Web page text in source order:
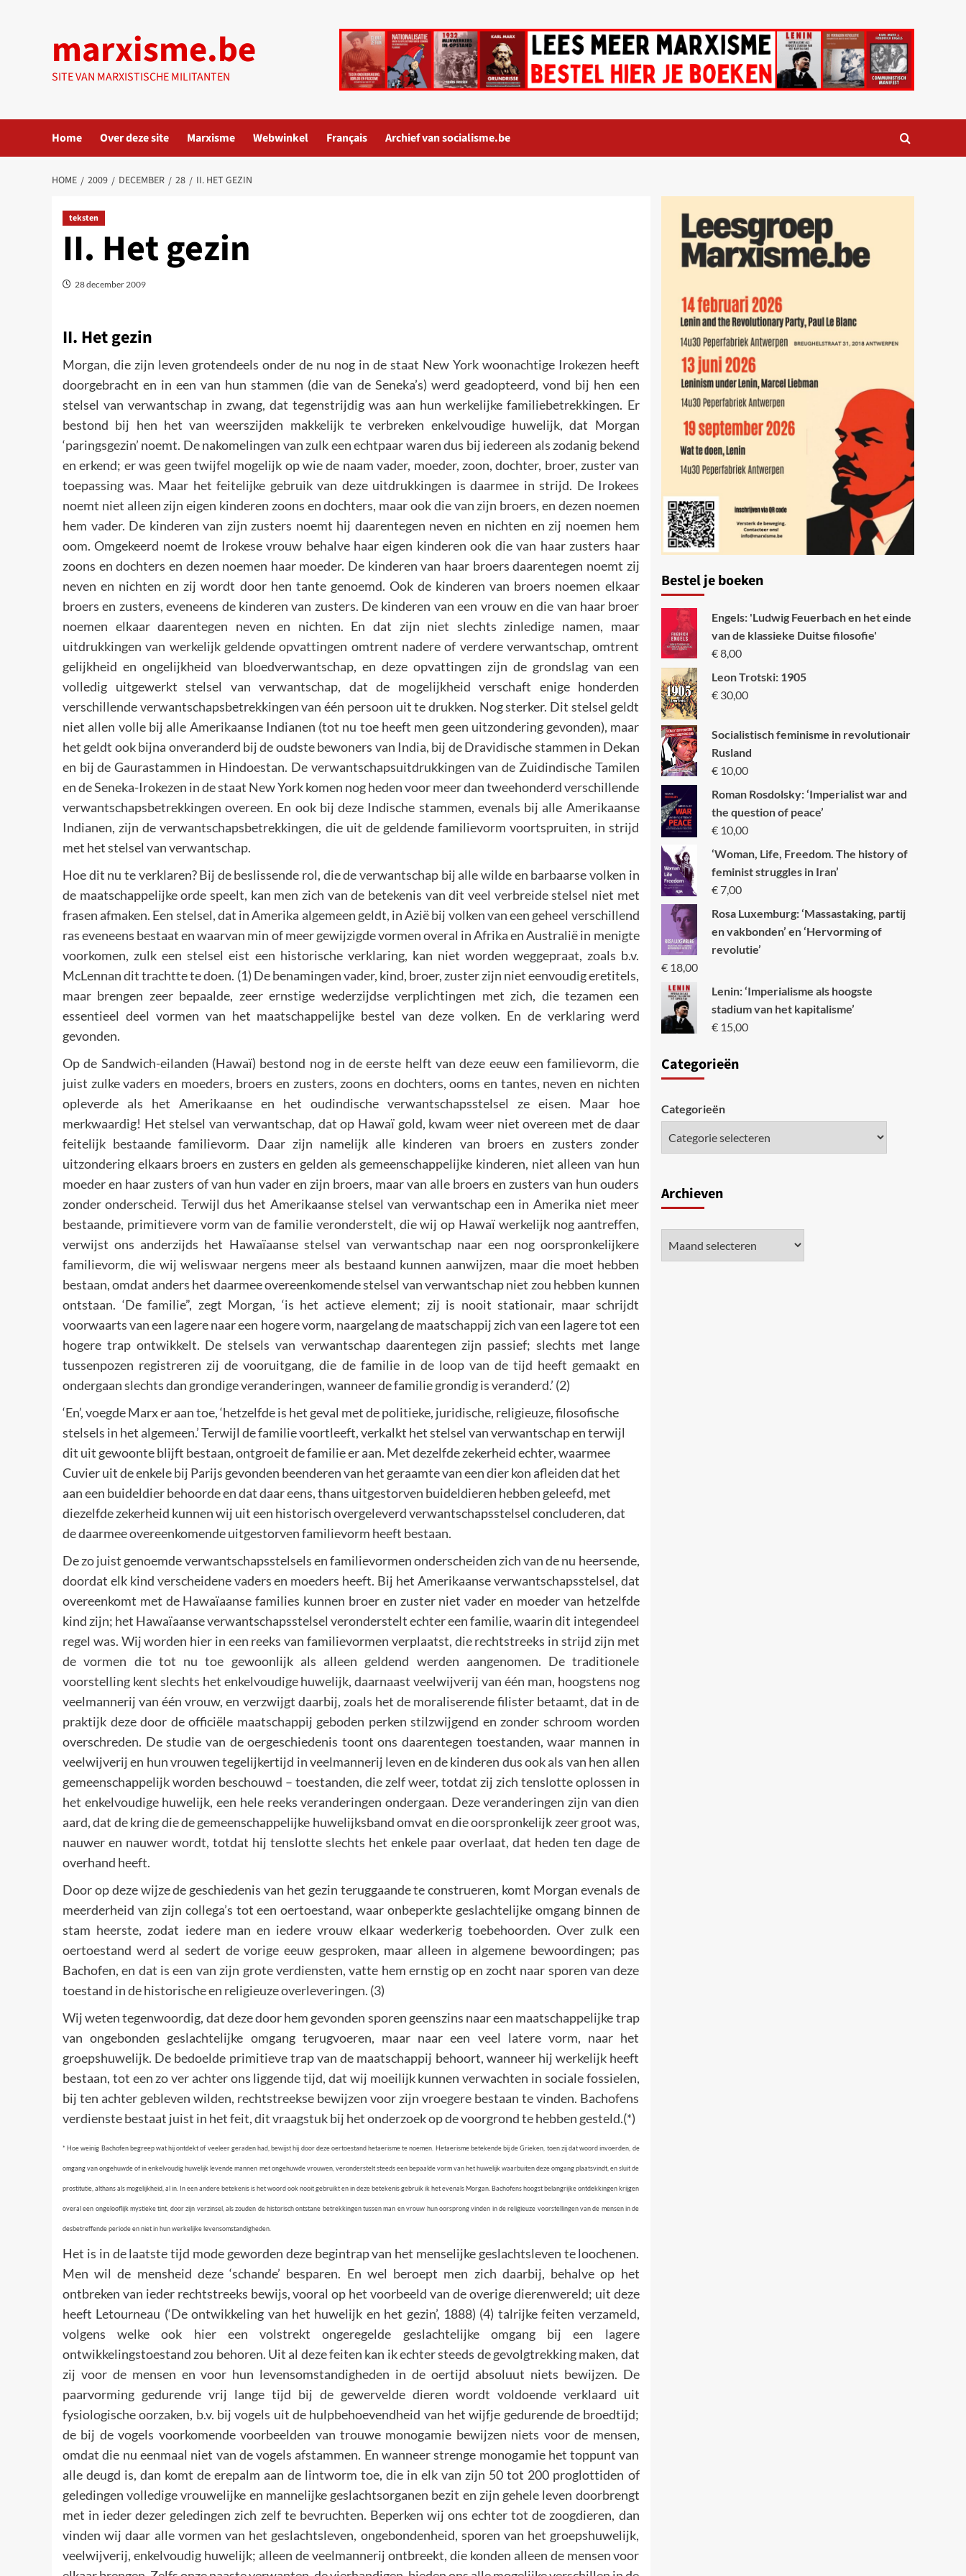
marxisme.be
SITE VAN MARXISTISCHE MILITANTEN
Home Over deze site Marxisme Webwinkel Français Archief van socialisme.be
HOME 2009 DECEMBER 28 II. HET GEZIN
teksten
II. Het gezin
28 december 2009
II. Het gezin
Morgan, die zijn leven grotendeels onder de nu nog in de staat New York woonachtige Irokezen heeft
doorgebracht en in een van hun stammen (die van de Seneka’s) werd geadopteerd, vond bij hen een
stelsel van verwantschap in zwang, dat tegenstrijdig was aan hun werkelijke familiebetrekkingen. Er
bestond bij hen het van weerszijden makkelijk te verbreken enkelvoudige huwelijk, dat Morgan
‘paringsgezin’ noemt. De nakomelingen van zulk een echtpaar waren dus bij iedereen als zodanig bekend
en erkend; er was geen twijfel mogelijk op wie de naam vader, moeder, zoon, dochter, broer, zuster van
toepassing was. Maar het feitelijke gebruik van deze uitdrukkingen is daarmee in strijd. De Irokees
noemt niet alleen zijn eigen kinderen zoons en dochters, maar ook die van zijn broers, en dezen noemen
hem vader. De kinderen van zijn zusters noemt hij daarentegen neven en nichten en zij noemen hem
oom. Omgekeerd noemt de Irokese vrouw behalve haar eigen kinderen ook die van haar zusters haar
zoons en dochters en dezen noemen haar moeder. De kinderen van haar broers daarentegen noemt zij
neven en nichten en zij wordt door hen tante genoemd. Ook de kinderen van broers noemen elkaar
broers en zusters, eveneens de kinderen van zusters. De kinderen van een vrouw en die van haar broer
noemen elkaar daarentegen neven en nichten. En dat zijn niet slechts zinledige namen, maar
uitdrukkingen van werkelijk geldende opvattingen omtrent nadere of verdere verwantschap, omtrent
gelijkheid en ongelijkheid van bloedverwantschap, en deze opvattingen zijn de grondslag van een
volledig uitgewerkt stelsel van verwantschap, dat de mogelijkheid verschaft enige honderden
verschillende verwantschapsbetrekkingen van één persoon uit te drukken. Nog sterker. Dit stelsel geldt
niet allen volle bij alle Amerikaanse Indianen (tot nu toe heeft men geen uitzondering gevonden), maar
het geldt ook bijna onveranderd bij de oudste bewoners van India, bij de Dravidische stammen in Dekan
en bij de Gaurastammen in Hindoestan. De verwantschapsuitdrukkingen van de Zuidindische Tamilen
en de Seneka-Irokezen in de staat New York komen nog heden voor meer dan tweehonderd verschillende
verwantschapsbetrekkingen overeen. En ook bij deze Indische stammen, evenals bij alle Amerikaanse
Indianen, zijn de verwantschapsbetrekkingen, die uit de geldende familievorm voortspruiten, in strijd
met het stelsel van verwantschap.
Hoe dit nu te verklaren? Bij de beslissende rol, die de verwantschap bij alle wilde en barbaarse volken in
de maatschappelijke orde speelt, kan men zich van de betekenis van dit veel verbreide stelsel niet met
frasen afmaken. Een stelsel, dat in Amerika algemeen geldt, in Azië bij volken van een geheel verschillend
ras eveneens bestaat en waarvan min of meer gewijzigde vormen overal in Afrika en Australië in menigte
voorkomen, zulk een stelsel eist een historische verklaring, kan niet worden weggepraat, zoals b.v.
McLennan dit trachtte te doen. (1) De benamingen vader, kind, broer, zuster zijn niet eenvoudig eretitels,
maar brengen zeer bepaalde, zeer ernstige wederzijdse verplichtingen met zich, die tezamen een
essentieel deel vormen van het maatschappelijke bestel van deze volken. En de verklaring werd
gevonden.
Op de Sandwich-eilanden (Hawaï) bestond nog in de eerste helft van deze eeuw een familievorm, die
juist zulke vaders en moeders, broers en zusters, zoons en dochters, ooms en tantes, neven en nichten
opleverde als het Amerikaanse en het oudindische verwantschapsstelsel ze eisen. Maar hoe
merkwaardig! Het stelsel van verwantschap, dat op Hawaï gold, kwam weer niet overeen met de daar
feitelijk bestaande familievorm. Daar zijn namelijk alle kinderen van broers en zusters zonder
uitzondering elkaars broers en zusters en gelden als gemeenschappelijke kinderen, niet alleen van hun
moeder en haar zusters of van hun vader en zijn broers, maar van alle broers en zusters van hun ouders
zonder onderscheid. Terwijl dus het Amerikaanse stelsel van verwantschap een in Amerika niet meer
bestaande, primitievere vorm van de familie veronderstelt, die wij op Hawaï werkelijk nog aantreffen,
verwijst ons anderzijds het Hawaïaanse stelsel van verwantschap naar een nog oorspronkelijkere
familievorm, die wij weliswaar nergens meer als bestaand kunnen aanwijzen, maar die moet hebben
bestaan, omdat anders het daarmee overeenkomende stelsel van verwantschap niet zou hebben kunnen
ontstaan. ‘De familie”, zegt Morgan, ‘is het actieve element; zij is nooit stationair, maar schrijdt
voorwaarts van een lagere naar een hogere vorm, naargelang de maatschappij zich van een lagere tot een
hogere trap ontwikkelt. De stelsels van verwantschap daarentegen zijn passief; slechts met lange
tussenpozen registreren zij de vooruitgang, die de familie in de loop van de tijd heeft gemaakt en
ondergaan slechts dan grondige veranderingen, wanneer de familie grondig is veranderd.’ (2)
‘En’, voegde Marx er aan toe, ‘hetzelfde is het geval met de politieke, juridische, religieuze, filosofische
stelsels in het algemeen.’ Terwijl de familie voortleeft, verkalkt het stelsel van verwantschap en terwijl
dit uit gewoonte blijft bestaan, ontgroeit de familie er aan. Met dezelfde zekerheid echter, waarmee
Cuvier uit de enkele bij Parijs gevonden beenderen van het geraamte van een dier kon afleiden dat het
aan een buideldier behoorde en dat daar eens, thans uitgestorven buideldieren hebben geleefd, met
diezelfde zekerheid kunnen wij uit een historisch overgeleverd verwantschapsstelsel concluderen, dat
de daarmee overeenkomende uitgestorven familievorm heeft bestaan.
De zo juist genoemde verwantschapsstelsels en familievormen onderscheiden zich van de nu heersende,
doordat elk kind verscheidene vaders en moeders heeft. Bij het Amerikaanse verwantschapsstelsel, dat
overeenkomt met de Hawaïaanse families kunnen broer en zuster niet vader en moeder van hetzelfde
kind zijn; het Hawaïaanse verwantschapsstelsel veronderstelt echter een familie, waarin dit integendeel
regel was. Wij worden hier in een reeks van familievormen verplaatst, die rechtstreeks in strijd zijn met
de vormen die tot nu toe gewoonlijk als alleen geldend werden aangenomen. De traditionele
voorstelling kent slechts het enkelvoudige huwelijk, daarnaast veelwijverij van één man, hoogstens nog
veelmannerij van één vrouw, en verzwijgt daarbij, zoals het de moraliserende filister betaamt, dat in de
praktijk deze door de officiële maatschappij geboden perken stilzwijgend en zonder schroom worden
overschreden. De studie van de oergeschiedenis toont ons daarentegen toestanden, waar mannen in
veelwijverij en hun vrouwen tegelijkertijd in veelmannerij leven en de kinderen dus ook als van hen allen
gemeenschappelijk worden beschouwd – toestanden, die zelf weer, totdat zij zich tenslotte oplossen in
het enkelvoudige huwelijk, een hele reeks veranderingen ondergaan. Deze veranderingen zijn van dien
aard, dat de kring die de gemeenschappelijke huwelijksband omvat en die oorspronkelijk zeer groot was,
nauwer en nauwer wordt, totdat hij tenslotte slechts het enkele paar overlaat, dat heden ten dage de
overhand heeft.
Door op deze wijze de geschiedenis van het gezin teruggaande te construeren, komt Morgan evenals de
meerderheid van zijn collega’s tot een oertoestand, waar onbeperkte geslachtelijke omgang binnen de
stam heerste, zodat iedere man en iedere vrouw elkaar wederkerig toebehoorden. Over zulk een
oertoestand werd al sedert de vorige eeuw gesproken, maar alleen in algemene bewoordingen; pas
Bachofen, en dat is een van zijn grote verdiensten, vatte hem ernstig op en zocht naar sporen van deze
toestand in de historische en religieuze overleveringen. (3)
Wij weten tegenwoordig, dat deze door hem gevonden sporen geenszins naar een maatschappelijke trap
van ongebonden geslachtelijke omgang terugvoeren, maar naar een veel latere vorm, naar het
groepshuwelijk. De bedoelde primitieve trap van de maatschappij behoort, wanneer hij werkelijk heeft
bestaan, tot een zo ver achter ons liggende tijd, dat wij moeilijk kunnen verwachten in sociale fossielen,
bij ten achter gebleven wilden, rechtstreekse bewijzen voor zijn vroegere bestaan te vinden. Bachofens
verdienste bestaat juist in het feit, dit vraagstuk bij het onderzoek op de voorgrond te hebben gesteld.(*)
* Hoe weinig Bachofen begreep wat hij ontdekt of veeleer geraden had, bewijst hij door deze oertoestand hetaerisme te noemen. Hetaerisme betekende bij de Grieken, toen zij dat woord invoerden, de
omgang van ongehuwde of in enkelvoudig huwelijk levende mannen met ongehuwde vrouwen, veronderstelt steeds een bepaalde vorm van het huwelijk waarbuiten deze omgang plaatsvindt, en sluit de
prostitutie, althans als mogelijkheid, al in. In een andere betekenis is het woord ook nooit gebruikt en in deze betekenis gebruik ik het evenals Morgan. Bachofens hoogst belangrijke ontdekkingen krijgen
overal een ongelooflijk mystieke tint, door zijn verzinsel, als zouden de historisch ontstane betrekkingen tussen man en vrouw hun oorsprong vinden in de religieuze voorstellingen van de mensen in de
desbetreffende periode en niet in hun werkelijke levensomstandigheden.
Het is in de laatste tijd mode geworden deze begintrap van het menselijke geslachtsleven te loochenen.
Men wil de mensheid deze ‘schande’ besparen. En wel beroept men zich daarbij, behalve op het
ontbreken van ieder rechtstreeks bewijs, vooral op het voorbeeld van de overige dierenwereld; uit deze
heeft Letourneau (‘De ontwikkeling van het huwelijk en het gezin’, 1888) (4) talrijke feiten verzameld,
volgens welke ook hier een volstrekt ongeregelde geslachtelijke omgang bij een lagere
ontwikkelingstoestand zou behoren. Uit al deze feiten kan ik echter steeds de gevolgtrekking maken, dat
zij voor de mensen en voor hun levensomstandigheden in de oertijd absoluut niets bewijzen. De
paarvorming gedurende vrij lange tijd bij de gewervelde dieren wordt voldoende verklaard uit
fysiologische oorzaken, b.v. bij vogels uit de hulpbehoevendheid van het wijfje gedurende de broedtijd;
de bij de vogels voorkomende voorbeelden van trouwe monogamie bewijzen niets voor de mensen,
omdat die nu eenmaal niet van de vogels afstammen. En wanneer strenge monogamie het toppunt van
alle deugd is, dan komt de erepalm aan de lintworm toe, die in elk van zijn 50 tot 200 proglottiden of
geledingen volledige vrouwelijke en mannelijke geslachtsorganen bezit en zijn gehele leven doorbrengt
met in ieder dezer geledingen zich zelf te bevruchten. Beperken wij ons echter tot de zoogdieren, dan
vinden wij daar alle vormen van het geslachtsleven, ongebondenheid, sporen van het groepshuwelijk,
veelwijverij, enkelvoudig huwelijk; alleen de veelmannerij ontbreekt, die konden alleen de mensen voor
Bestel je boeken
Engels: 'Ludwig Feuerbach en het einde
van de klassieke Duitse filosofie'
€8,00
Leon Trotski: 1905
€30,00
Socialistisch feminisme in revolutionair
Rusland
€10,00
Roman Rosdolsky: ‘Imperialist war and
the question of peace’
€10,00
‘Woman, Life, Freedom. The history of
feminist struggles in Iran’
€7,00
Rosa Luxemburg: ‘Massastaking, partij
en vakbonden’ en ‘Hervorming of
revolutie’
€18,00
Lenin: ‘Imperialisme als hoogste
stadium van het kapitalisme’
€15,00
Categorieën
Categorieën
Archieven